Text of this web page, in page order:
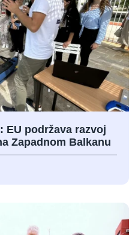
EU podržava razvoj
Zapadnom Balkanu